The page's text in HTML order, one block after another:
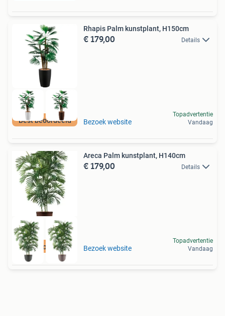
Best beoordeeld
Rhapis Palm kunstplant, H150cm
€ 179,00 Details
Bezoek website
Topadvertentie
Vandaag
Best beoordeeld
Areca Palm kunstplant, H140cm
€ 179,00 Details
Bezoek website
Topadvertentie
Vandaag